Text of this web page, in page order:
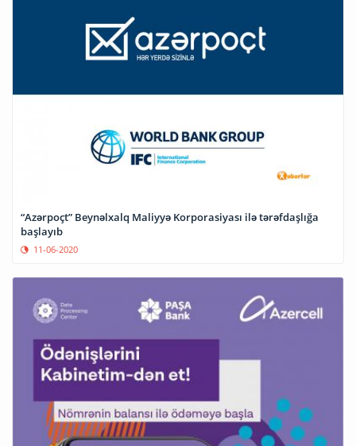
“Azərpoçt” Beynəlxalq Maliyyə Korporasiyası ilə tərəfdaşlığa
başlayıb
11-06-2020